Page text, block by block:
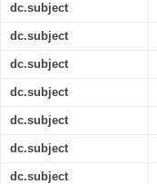
dc.subject
dc.subject
dc.subject
dc.subject
dc.subject
dc.subject
dc.subject